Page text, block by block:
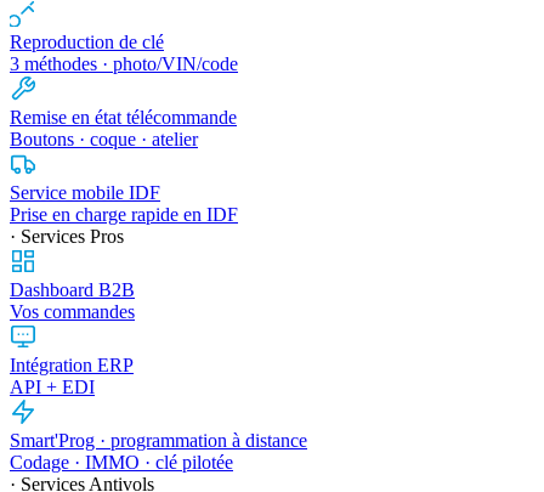
Reproduction de clé
3 méthodes · photo/VIN/code
Remise en état télécommande
Boutons · coque · atelier
Service mobile IDF
Prise en charge rapide en IDF
· Services Pros
Dashboard B2B
Vos commandes
Intégration ERP
API + EDI
Smart'Prog · programmation à distance
Codage · IMMO · clé pilotée
· Services Antivols